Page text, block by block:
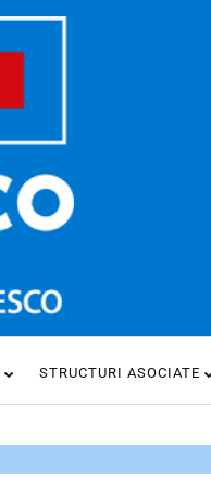
STRUCTURI ASOCIATE